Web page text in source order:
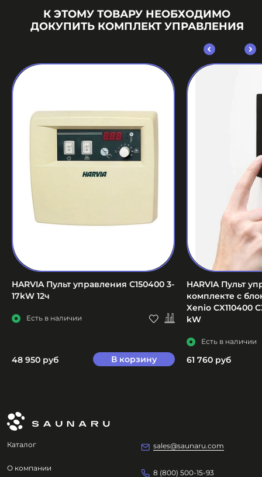
К ЭТОМУ ТОВАРУ НЕОБХОДИМО
ДОКУПИТЬ КОМПЛЕКТ УПРАВЛЕНИЯ
HARVIA Пульт управления C150400 3-
17kW 12ч
Есть в наличии
48 950 руб В корзину
HARVIA Пульт
комплекте с
Xenio CX110400
kW
Есть в наличии
61 760 руб
Каталог
О компании
sales@saunaru.com
8 (800) 500-15-93